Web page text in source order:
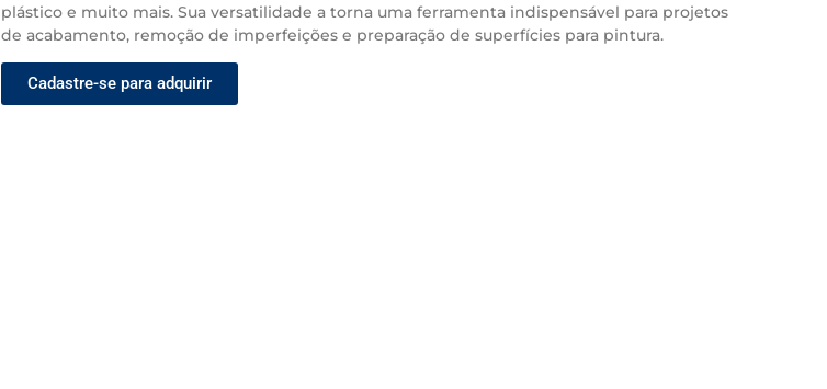
plástico e muito mais. Sua versatilidade a torna uma ferramenta indispensável para projetos
de acabamento, remoção de imperfeições e preparação de superfícies para pintura.
Cadastre-se para adquirir